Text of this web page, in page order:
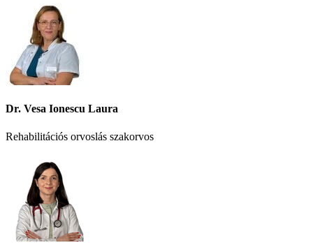
Dr. Vesa Ionescu Laura
Rehabilitációs orvoslás szakorvos